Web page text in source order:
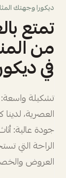
ديكورا وجهتك
تمتع
من
في
تشكيلة واسعة:
العصرية،
جودة عالية:
الراحة التي
العروض